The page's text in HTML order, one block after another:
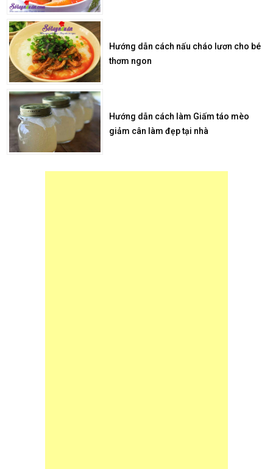
Hướng dẫn cách nấu cháo lươn cho bé
thơm ngon
Hướng dẫn cách làm Giấm táo mèo
giảm cân làm đẹp tại nhà